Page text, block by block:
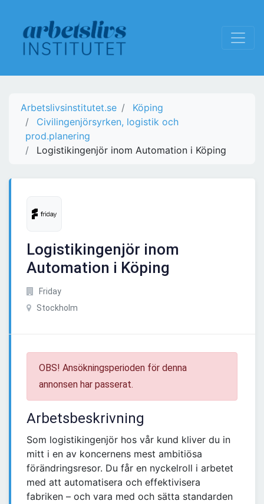
Arbetslivsinstitutet.se
Köping
Civilingenjörsyrken, logistik och
prod.planering
Logistikingenjör inom Automation i Köping
Logistikingenjör inom
Automation i Köping
Friday
Stockholm
OBS! Ansökningsperioden för denna
annonsen har passerat.
Arbetsbeskrivning
Som logistikingenjör hos vår kund kliver du in
mitt i en av koncernens mest ambitiösa
förändringsresor. Du får en nyckelroll i arbetet
med att automatisera och effektivisera
fabriken – och vara med och sätta standarden